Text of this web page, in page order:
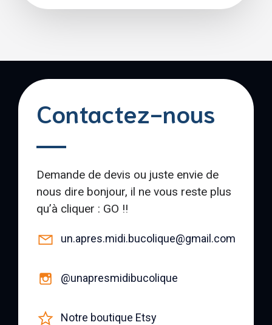
Contactez-nous
Demande de devis ou juste envie de
nous dire bonjour, il ne vous reste plus
qu’à cliquer : GO !!
un.apres.midi.bucolique@gmail.com
@unapresmidibucolique
Notre boutique Etsy